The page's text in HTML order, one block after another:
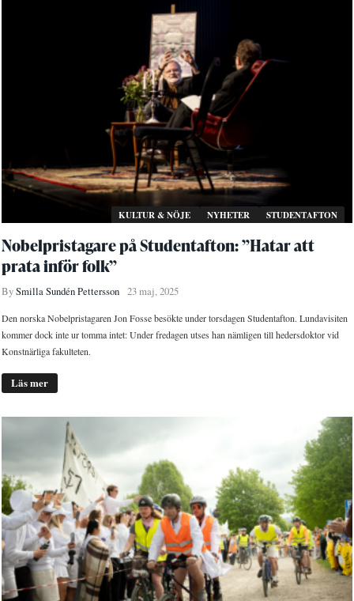
KULTUR & NÖJE NYHETER STUDENTAFTON
Nobelpristagare på Studentafton: ”Hatar att
prata inför folk”
BySmilla Sundén Pettersson 23 maj, 2025
Den norska Nobelpristagaren Jon Fosse besökte under torsdagen Studentafton. Lundavisiten
kommer dock inte ur tomma intet: Under fredagen utses han nämligen till hedersdoktor vid
Konstnärliga fakulteten.
Läs mer